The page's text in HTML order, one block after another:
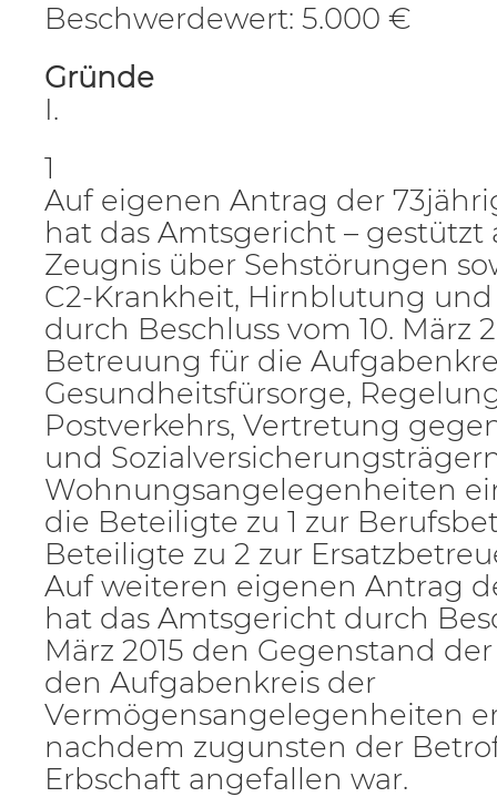
Beschwerdewert: 5.000 €
Gründe
I.
1
Auf eigenen Antrag der
hat das Amtsgericht – gestützt
Zeugnis über Sehstörungen
C2-Krankheit, Hirnblutung
durch Beschluss vom 10. März
Betreuung für die
Gesundheitsfürsorge,
Postverkehrs, Vertretung
und
Wohnungsangelegenheiten
die Beteiligte zu 1 zur
Beteiligte zu 2 zur
Auf weiteren eigenen Antrag
hat das Amtsgericht durch
März 2015 den Gegenstand
den Aufgabenkreis der
Vermögensangelegenheiten
nachdem zugunsten der
Erbschaft angefallen war.